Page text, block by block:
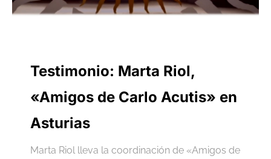
Testimonio: Marta Riol,
«Amigos de Carlo Acutis» en
Asturias
Marta Riol lleva la coordinación de «Amigos de